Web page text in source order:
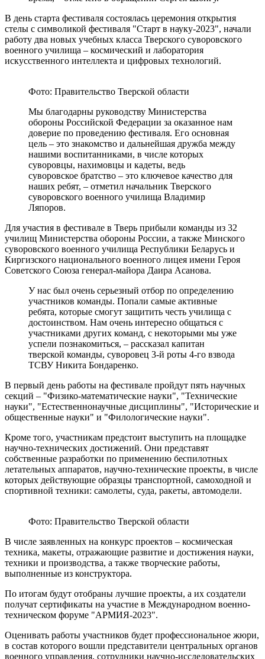
В день старта фестиваля состоялась церемония открытия
стелы с символикой фестиваля "Старт в науку-2023", начали
работу два новых учебных класса Тверского суворовского
военного училища – космический и лаборатория
искусственного интеллекта и цифровых технологий.
Фото: Правительство Тверской области
Мы благодарны руководству Министерства
обороны Российской Федерации за оказанное нам
доверие по проведению фестиваля. Его основная
цель – это знакомство и дальнейшая дружба между
нашими воспитанниками, в числе которых
суворовцы, нахимовцы и кадеты, ведь
суворовское братство – это ключевое качество для
наших ребят, – отметил начальник Тверского
суворовского военного училища Владимир
Ляпоров.
Для участия в фестивале в Тверь прибыли команды из 32
училищ Министерства обороны России, а также Минского
суворовского военного училища Республики Беларусь и
Киргизского национального военного лицея имени Героя
Советского Союза генерал-майора Даира Асанова.
У нас был очень серьезный отбор по определению
участников команды. Попали самые активные
ребята, которые смогут защитить честь училища с
достоинством. Нам очень интересно общаться с
участниками других команд, с некоторыми мы уже
успели познакомиться, – рассказал капитан
тверской команды, суворовец 3-й роты 4-го взвода
ТСВУ Никита Бондаренко.
В первый день работы на фестивале пройдут пять научных
секций – "Физико-математические науки", "Технические
науки", "Естественнонаучные дисциплины", "Исторические и
общественные науки" и "Филологические науки".
Кроме того, участникам предстоит выступить на площадке
научно-технических достижений. Они представят
собственные разработки по применению беспилотных
летательных аппаратов, научно-технические проекты, в числе
которых действующие образцы транспортной, самоходной и
спортивной техники: самолеты, суда, ракеты, автомодели.
Фото: Правительство Тверской области
В числе заявленных на конкурс проектов – космическая
техника, макеты, отражающие развитие и достижения науки,
техники и производства, а также творческие работы,
выполненные из конструктора.
По итогам будут отобраны лучшие проекты, а их создатели
получат сертификаты на участие в Международном военно-
техническом форуме "АРМИЯ-2023".
Оценивать работы участников будет профессиональное жюри,
в состав которого вошли представители центральных органов
военного управления, сотрудники научно-исследовательских